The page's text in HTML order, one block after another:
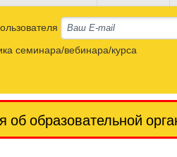
семинара/вебинара/курса
об образовательной